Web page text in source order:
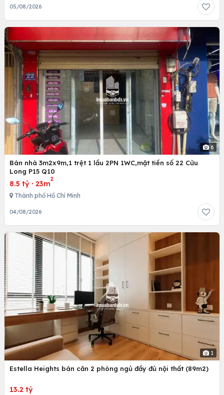
05/08/2026
6
Bán nhà 3m2x9m,1 trệt 1 lầu 2PN 1WC,mặt tiền số 22 Cửu
Long P15 Q10
8.5 tỷ · 23m
2
Thành phố Hồ Chí Minh
04/08/2026
1
Estella Heights bán căn 2 phòng ngủ đầy đủ nội thất (89m2)
13.2 tỷ